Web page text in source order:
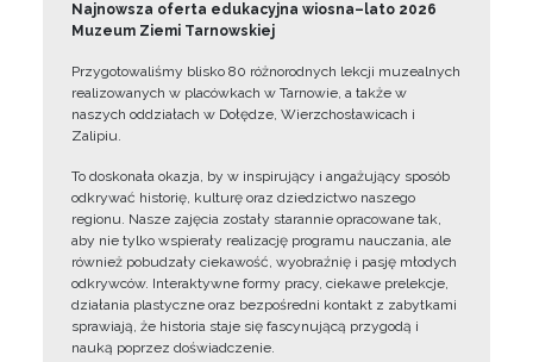
Najnowsza oferta edukacyjna wiosna–lato 2026
Muzeum Ziemi Tarnowskiej
Przygotowaliśmy blisko 80 różnorodnych lekcji muzealnych
realizowanych w placówkach w Tarnowie, a także w
naszych oddziałach w Dołędze, Wierzchosławicach i
Zalipiu.
To doskonała okazja, by w inspirujący i angażujący sposób
odkrywać historię, kulturę oraz dziedzictwo naszego
regionu. Nasze zajęcia zostały starannie opracowane tak,
aby nie tylko wspierały realizację programu nauczania, ale
również pobudzały ciekawość, wyobraźnię i pasję młodych
odkrywców. Interaktywne formy pracy, ciekawe prelekcje,
działania plastyczne oraz bezpośredni kontakt z zabytkami
sprawiają, że historia staje się fascynującą przygodą i
nauką poprzez doświadczenie.